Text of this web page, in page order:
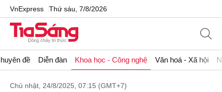
VnExpress Thứ sáu, 7/8/2026
đề Diễn đàn Khoa học - Công nghệ Văn hoá - Xã hội
Chủ nhật, 24/8/2025, 07:15 (GMT+7)